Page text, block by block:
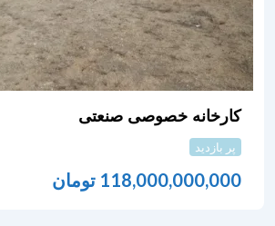
کارخانه خصوصی صنعتی
پر بازدید
118,000,000,000 تومان